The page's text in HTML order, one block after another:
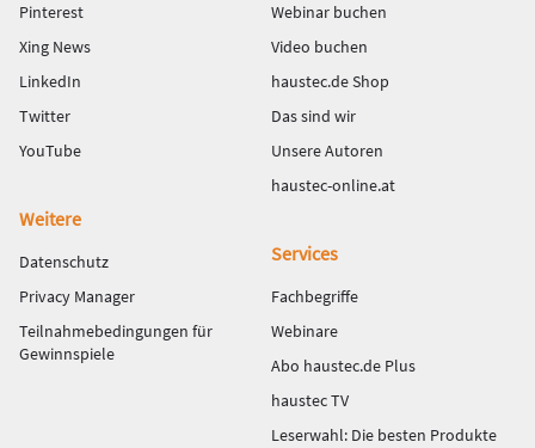
Pinterest
Xing News
LinkedIn
Twitter
YouTube
Webinar buchen
Video buchen
haustec.de Shop
Das sind wir
Unsere Autoren
haustec-online.at
Weitere
Datenschutz
Privacy Manager
Teilnahmebedingungen für
Gewinnspiele
Services
Fachbegriffe
Webinare
Abo haustec.de Plus
haustec TV
Leserwahl: Die besten Produkte